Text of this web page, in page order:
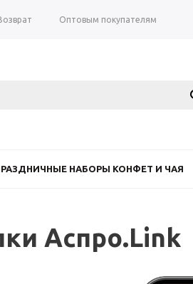
Оптовым покупателям
НАБОРЫ КОНФЕТ И ЧАЯ
Аспро.Link